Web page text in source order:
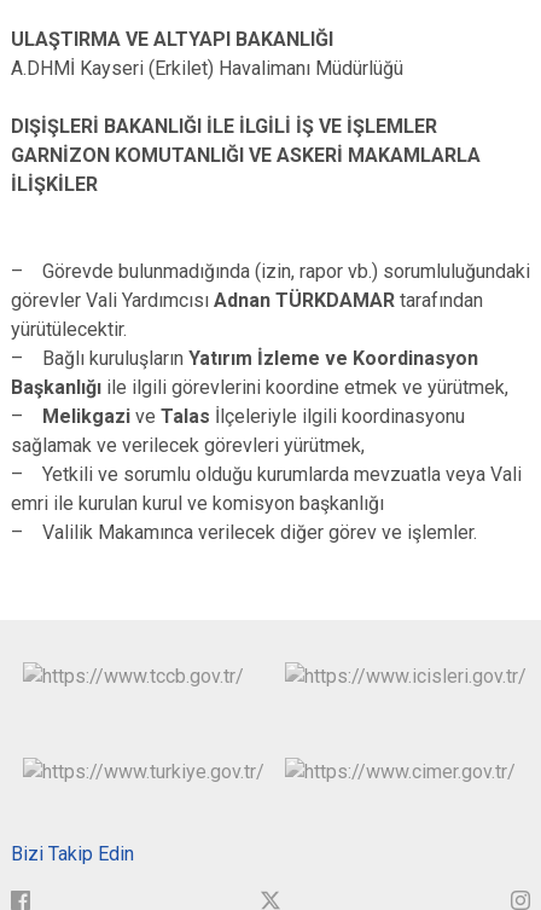
ULAŞTIRMA VE ALTYAPI BAKANLIĞI
A.DHMİ Kayseri (Erkilet) Havalimanı Müdürlüğü
DIŞİŞLERİ BAKANLIĞI İLE İLGİLİ İŞ VE İŞLEMLER
GARNİZON KOMUTANLIĞI VE ASKERİ MAKAMLARLA
İLİŞKİLER
– Görevde bulunmadığında (izin, rapor vb.) sorumluluğundaki
görevler Vali Yardımcısı Adnan TÜRKDAMAR tarafından
yürütülecektir.
– Bağlı kuruluşların Yatırım İzleme ve Koordinasyon
Başkanlığı ile ilgili görevlerini koordine etmek ve yürütmek,
– Melikgazi ve Talas İlçeleriyle ilgili koordinasyonu
sağlamak ve verilecek görevleri yürütmek,
– Yetkili ve sorumlu olduğu kurumlarda mevzuatla veya Vali
emri ile kurulan kurul ve komisyon başkanlığı
– Valilik Makamınca verilecek diğer görev ve işlemler.
Bizi Takip Edin